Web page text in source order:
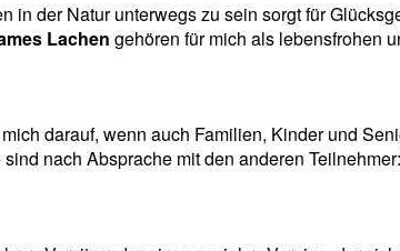
in der Natur unterwegs zu sein sorgt für
Lachen gehören für mich als lebensfrohen
darauf, wenn auch Familien, Kinder und
nach Absprache mit den anderen